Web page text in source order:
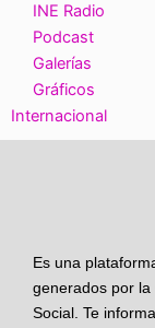
INE Radio
Podcast
Galerías
Gráficos
Internacional
Es una
generados por la
Social. Te